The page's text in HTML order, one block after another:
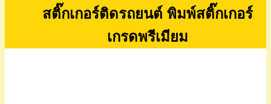
สติ๊กเกอร์ติดรถยนต์ พิมพ์สติ๊กเกอร์
เกรดพรีเมียม